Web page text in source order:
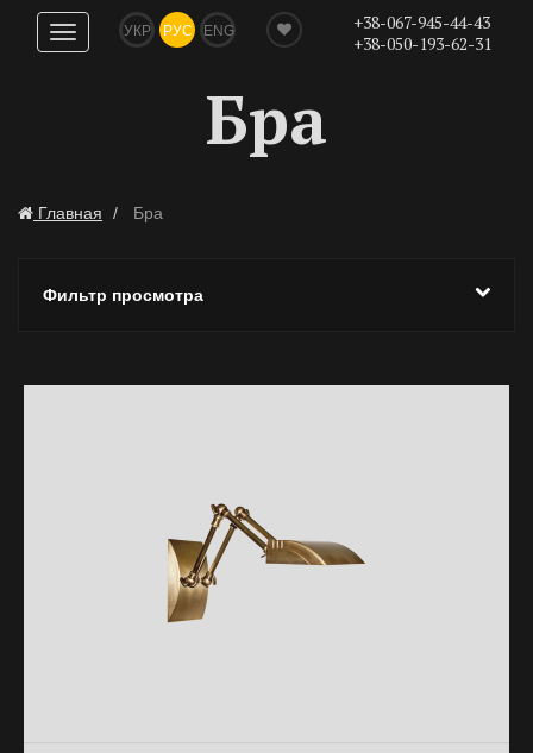
Показать
навигацию
УКР РУС ENG
+38-067-945-44-43
+38-050-193-62-31
Бра
Главная Бра
Фильтр просмотра